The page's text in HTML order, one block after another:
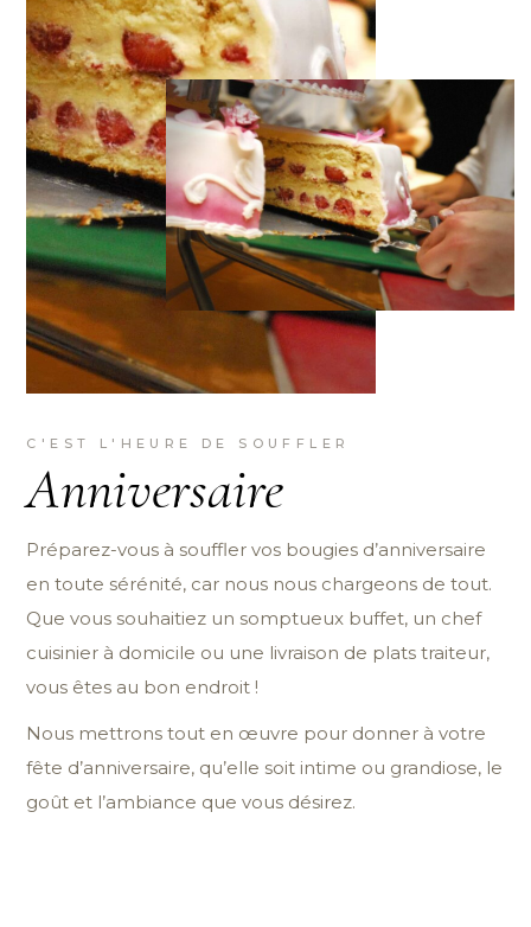
C'EST L'HEURE DE SOUFFLER
Anniversaire
Préparez-vous à souffler vos bougies d’anniversaire
en toute sérénité, car nous nous chargeons de tout.
Que vous souhaitiez un somptueux buffet, un chef
cuisinier à domicile ou une livraison de plats traiteur,
vous êtes au bon endroit !
Nous mettrons tout en œuvre pour donner à votre
fête d’anniversaire, qu’elle soit intime ou grandiose, le
goût et l’ambiance que vous désirez.